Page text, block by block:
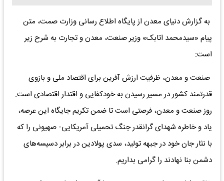
به گزارش دنیای معدن از پایگاه اطلاع رسانی وزارت صمت، متن
پیام «سیدمحمد اتابک» وزیر صنعت، معدن و تجارت به شرح زیر
است:
صنعت و معدن، ظرفیت ارزش آفرین برای اقتصاد ملی و بازوی
قدرتمند کشور در مسیر رسیدن به خودکفایی و اقتدار اقتصادی است.
روز صنعت و معدن، فرصتی است تا ضمن تکریم جایگاه این عرصه،
یاد و خاطره شهدای گرانقدر جنگ تحمیلی آمریکایی- صهیونی را که
با نثار جان خود در جبهه تولید، سدی پولادین در برابر دسیسه‌های
دشمن بنا نهادند را گرامی بداریم.